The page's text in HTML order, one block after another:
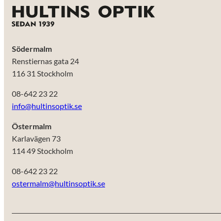
Södermalm
Renstiernas gata 24
116 31 Stockholm
08-642 23 22
info@hultinsoptik.se
Östermalm
Karlavägen 73
114 49 Stockholm
08-642 23 22
ostermalm@hultinsoptik.se
går inte att